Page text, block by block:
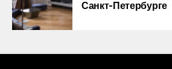
Санкт-Петербурге